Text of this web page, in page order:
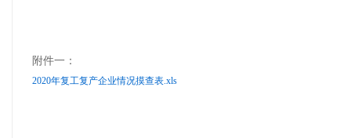
附件一：
2020年复工复产企业情况摸查表.xls